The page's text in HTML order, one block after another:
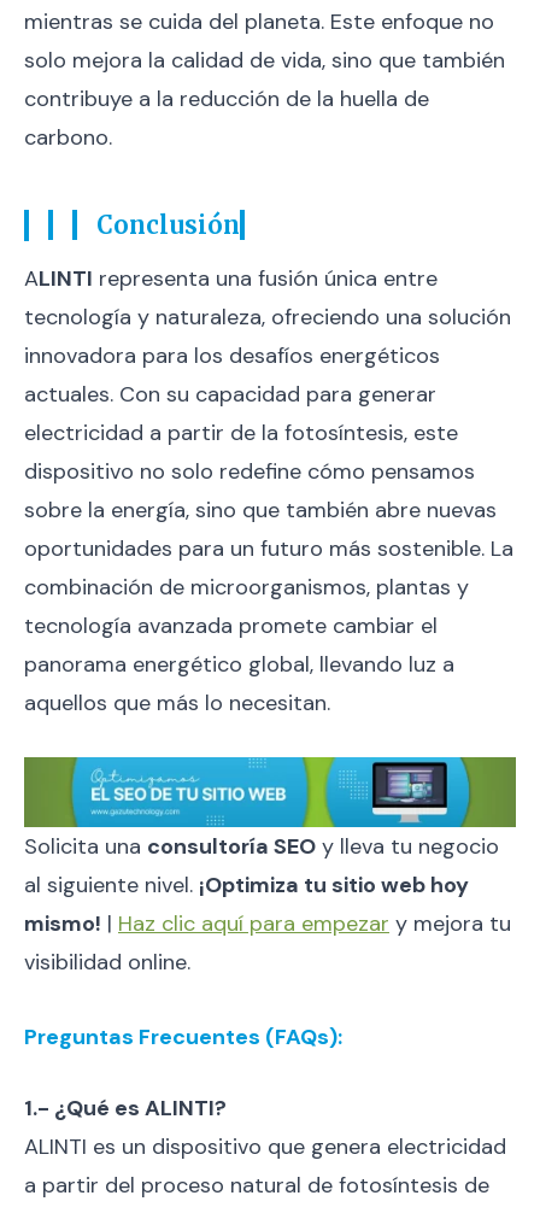
mientras se cuida del planeta. Este enfoque no
solo mejora la calidad de vida, sino que también
contribuye a la reducción de la huella de
carbono.
Conclusión
ALINTI representa una fusión única entre
tecnología y naturaleza, ofreciendo una solución
innovadora para los desafíos energéticos
actuales. Con su capacidad para generar
electricidad a partir de la fotosíntesis, este
dispositivo no solo redefine cómo pensamos
sobre la energía, sino que también abre nuevas
oportunidades para un futuro más sostenible. La
combinación de microorganismos, plantas y
tecnología avanzada promete cambiar el
panorama energético global, llevando luz a
aquellos que más lo necesitan.
Solicita una consultoría SEO y lleva tu negocio
al siguiente nivel. ¡Optimiza tu sitio web hoy
mismo! | Haz clic aquí para empezar y mejora tu
visibilidad online.
Preguntas Frecuentes (FAQs):
1.- ¿Qué es ALINTI?
ALINTI es un dispositivo que genera electricidad
a partir del proceso natural de fotosíntesis de